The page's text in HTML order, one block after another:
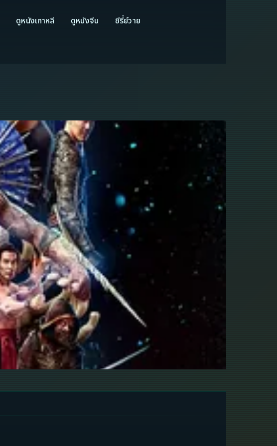
ดูหนังเกาหลี ดูหนังจีน
ซีรี่ย์วาย